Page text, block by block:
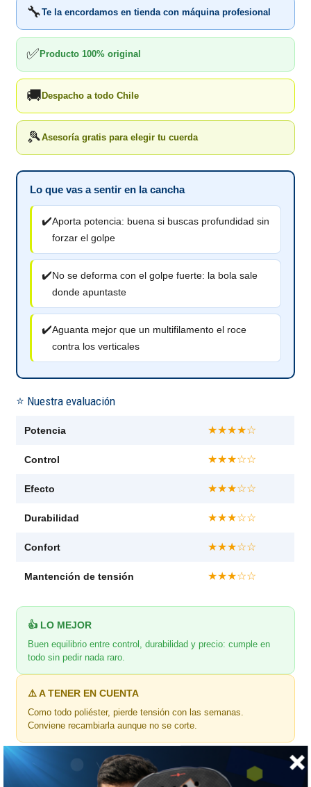
🔧Te la encordamos en tienda con máquina profesional
✅Producto 100% original
🚚Despacho a todo Chile
🎾Asesoría gratis para elegir tu cuerda
Lo que vas a sentir en la cancha
✔️Aporta potencia: buena si buscas profundidad sin
forzar el golpe
✔️No se deforma con el golpe fuerte: la bola sale
donde apuntaste
✔️Aguanta mejor que un multifilamento el roce
contra los verticales
⭐ Nuestra evaluación
Potencia ★★★★☆
Control ★★★☆☆
Efecto ★★★☆☆
Durabilidad ★★★☆☆
Confort ★★★☆☆
Mantención de tensión ★★★☆☆
👍 LO MEJOR
Buen equilibrio entre control, durabilidad y precio: cumple en
todo sin pedir nada raro.
⚠️ A TENER EN CUENTA
Como todo poliéster, pierde tensión con las semanas.
Conviene recambiarla aunque no se corte.
🎯 ¿Para quién es?
Para el jugador de nivel intermedio o avanzado que busca